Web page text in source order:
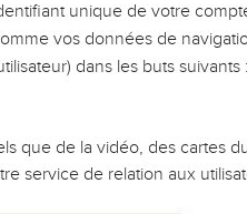
Mais on voit
ce sont
leurs erreurs
une famille,
unique de votre
vos données de
dans les buts suivants :
que de la vidéo, des cartes
service de relation aux